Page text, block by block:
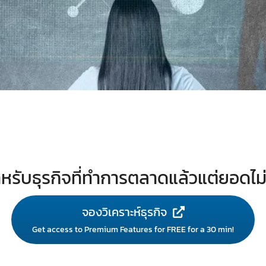
รับธุรกิจที่ทำการตลาดแล้วแต่ยอดไ
จองวิเคราะห์ธุรกิจ
Get access to Premium Features for FREE for a 30 min!